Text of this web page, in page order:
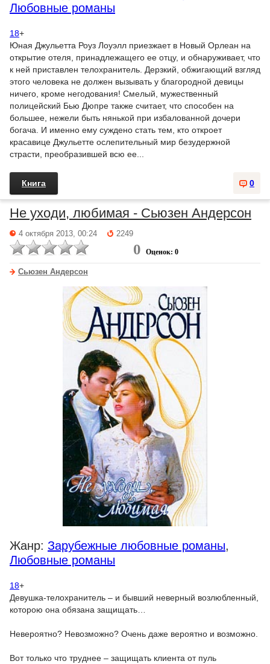
Любовные романы
18+
Юная Джульетта Роуз Лоуэлл приезжает в Новый Орлеан на
открытие отеля, принадлежащего ее отцу, и обнаруживает, что
к ней приставлен телохранитель. Дерзкий, обжигающий взгляд
этого человека не должен вызывать у благородной девицы
ничего, кроме негодования! Смелый, мужественный
полицейский Бью Дюпре также считает, что способен на
большее, нежели быть нянькой при избалованной дочери
богача. И именно ему суждено стать тем, кто откроет
красавице Джульетте ослепительный мир безудержной
страсти, преобразившей всю ее...
0
Книга
Не уходи, любимая - Сьюзен Андерсон
4 октября 2013, 00:24 2249
0 Оценок: 0
Сьюзен Андерсон
Жанр: Зарубежные любовные романы,
Любовные романы
18+
Девушка-телохранитель – и бывший неверный возлюбленный,
которою она обязана защищать…
Невероятно? Невозможно? Очень даже вероятно и возможно.
Вот только что труднее – защищать клиента от пуль